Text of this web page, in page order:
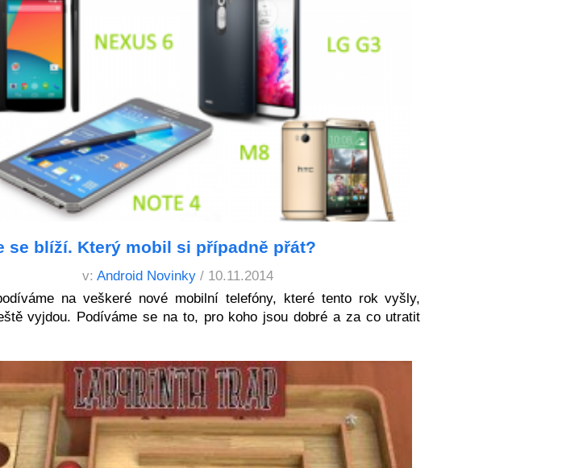
se blíží. Který mobil si případně přát?
v:Android Novinky / 10.11.2014
na veškeré nové mobilní telefóny, které tento rok vyšly,
vyjdou. Podíváme se na to, pro koho jsou dobré a za co utratit